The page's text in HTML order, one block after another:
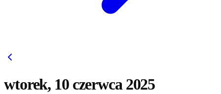
wtorek, 10 czerwca 2025